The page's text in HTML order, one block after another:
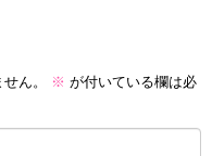
ん。 ※ が付いている欄は必